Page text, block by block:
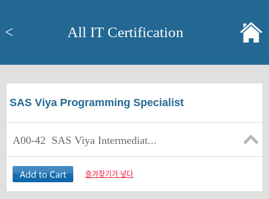
< All IT Certification
SAS Viya Programming Specialist
A00-42 SAS Viya Intermediat...
즐겨찾기가 넣다